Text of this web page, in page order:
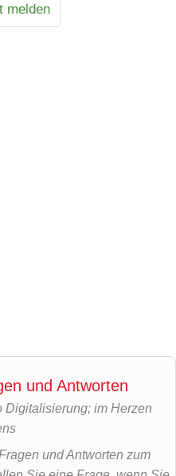
melden
und Antworten
Digitalisierung; im Herzen
und Antworten zum